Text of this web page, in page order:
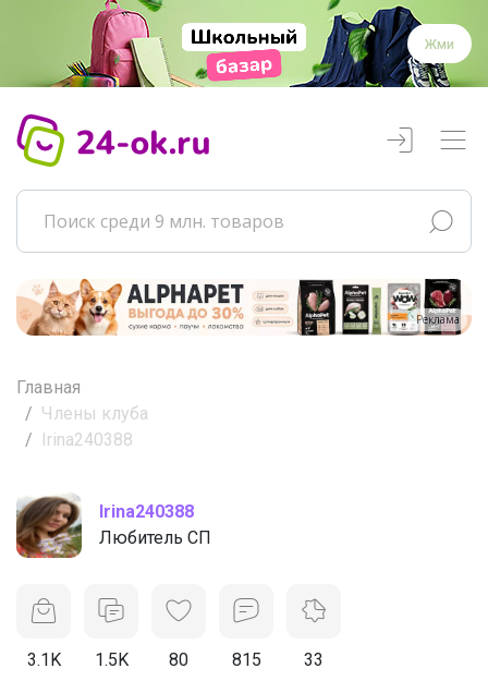
Жми
Реклама
Главная
Члены клуба
Irina240388
Irina240388
Любитель СП
3.1K 1.5K 80 815 33